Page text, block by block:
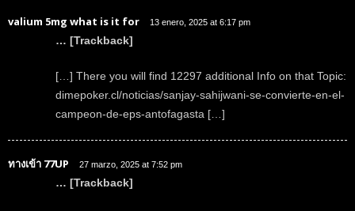
valium 5mg what is it for 13 enero, 2025 at 6:17 pm
… [Trackback]
[…] There you will find 12297 additional Info on that Topic:
dimepoker.cl/noticias/sanjay-sahijwani-se-convierte-en-el-
campeon-de-eps-antofagasta […]
ทางเข้า 77UP 27 marzo, 2025 at 7:52 pm
… [Trackback]